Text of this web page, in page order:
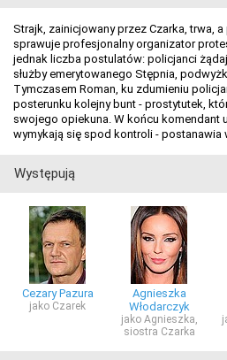
Strajk, zainicjowany przez Czarka, trwa,
sprawuje profesjonalny organizator
jednak liczba postulatów: policjanci
służby emerytowanego Stępnia,
Tymczasem Roman, ku zdumieniu
posterunku kolejny bunt - prostytutek,
swojego opiekuna. W końcu komendant
wymykają się spod kontroli -
Występują
Cezary Pazura
jako Czarek
Agnieszka
Włodarczyk
jako Agnieszka,
siostra Czarka